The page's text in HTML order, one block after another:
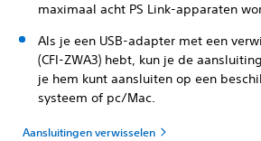
maximaal acht PS Link-apparaten
Als je een USB-adapter met een
(CFI-ZWA3) hebt, kun je de
je hem kunt aansluiten op een
systeem of pc/Mac.
Aansluitingen verwisselen